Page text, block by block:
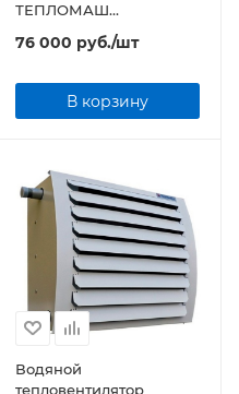
ТЕПЛОМАШ
КЭВ-120T5W2 серии TW
76 000 руб./шт
В корзину
Водяной
тепловентилятор